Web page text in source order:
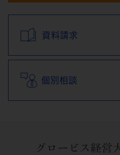
資料請求
個別相談
グロービス経営